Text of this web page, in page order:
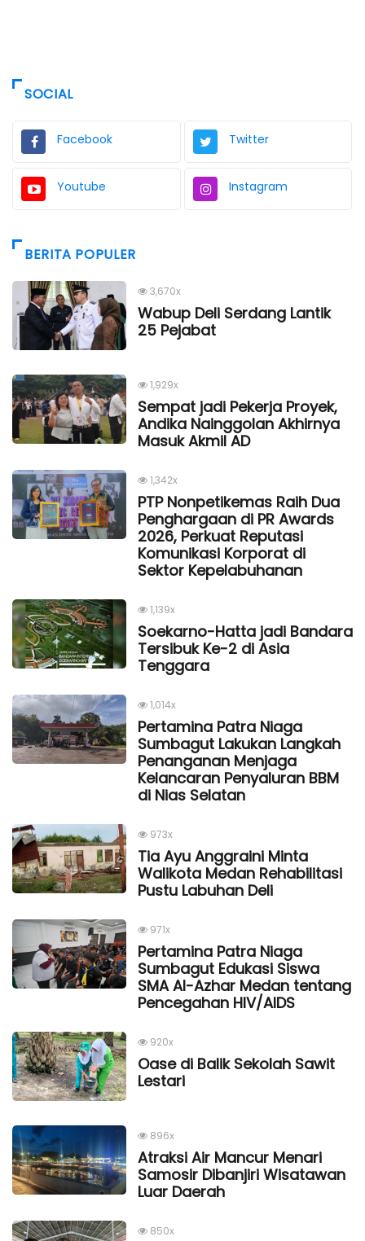
SOCIAL
Facebook Twitter
Youtube Instagram
BERITA POPULER
3,670x
Wabup Deli Serdang Lantik
25 Pejabat
1,929x
Sempat jadi Pekerja Proyek,
Andika Nainggolan Akhirnya
Masuk Akmil AD
1,342x
PTP Nonpetikemas Raih Dua
Penghargaan di PR Awards
2026, Perkuat Reputasi
Komunikasi Korporat di
Sektor Kepelabuhanan
1,139x
Soekarno-Hatta jadi Bandara
Tersibuk Ke-2 di Asia
Tenggara
1,014x
Pertamina Patra Niaga
Sumbagut Lakukan Langkah
Penanganan Menjaga
Kelancaran Penyaluran BBM
di Nias Selatan
973x
Tia Ayu Anggraini Minta
Walikota Medan Rehabilitasi
Pustu Labuhan Deli
971x
Pertamina Patra Niaga
Sumbagut Edukasi Siswa
SMA Al-Azhar Medan tentang
Pencegahan HIV/AIDS
920x
Oase di Balik Sekolah Sawit
Lestari
896x
Atraksi Air Mancur Menari
Samosir Dibanjiri Wisatawan
Luar Daerah
850x